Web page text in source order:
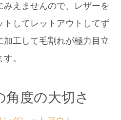
えませんので、レザーを
トしてレットアウトしてず
加工して毛割れが極力目立
。
度の大切さ